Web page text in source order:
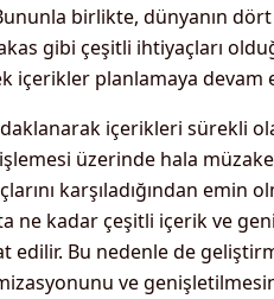
birlikte, dünyanın
gibi çeşitli ihtiyaçları
içerikler planlamaya devam
içerikleri sürekli
üzerinde hala
karşıladığından emin
ne kadar çeşitli içerik ve
edilir. Bu nedenle de
ve